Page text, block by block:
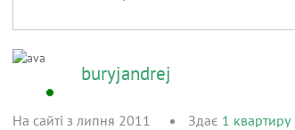
buryjandrej
На сайті з липня 2011 Здає 1 квартиру